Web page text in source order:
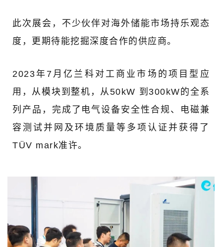
此次展会，不少伙伴对海外储能市场持乐观态
度，更期待能挖掘深度合作的供应商。
2023年7月亿兰科 对工商业市场的项目型应
用，从模块到整机，从50kW 到300kW的全系
列产品，完成了电气设备安全性合规、电磁兼
容测试并网及环境质量等多项认证并获得了
TÜV mark准许。